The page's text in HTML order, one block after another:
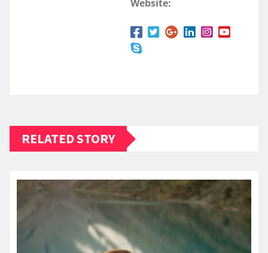
Website:
RELATED STORY